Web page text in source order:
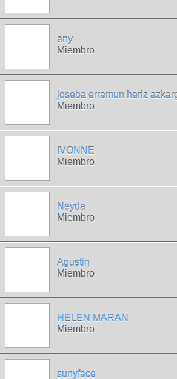
any
Miembro
joseba erramun heriz
Miembro
IVONNE
Miembro
Neyda
Miembro
Agustin
Miembro
HELEN MARAN
Miembro
sunyface